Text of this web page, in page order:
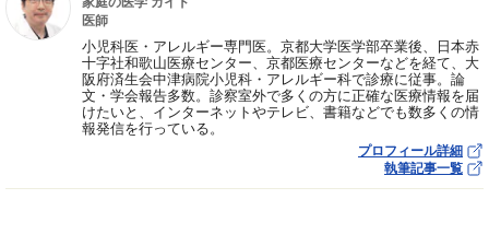
医師
小児科医・アレルギー専門医。京都大学医学部卒業後、日本赤
十字社和歌山医療センター、京都医療センターなどを経て、大
阪府済生会中津病院小児科・アレルギー科で診療に従事。論
文・学会報告多数。診察室外で多くの方に正確な医療情報を届
けたいと、インターネットやテレビ、書籍などでも数多くの情
報発信を行っている。
プロフィール詳細
執筆記事一覧